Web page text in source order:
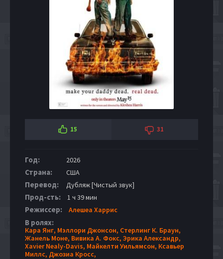
15 31
Год: 2026
Страна: США
Перевод: Дубляж [Чистый звук]
Прод-сть: 1 ч 39 мин
Режиссер: Алешеа Харрис
В ролях:
Кара Янг, Мэллори Джонсон, Стерлинг К. Браун,
Жанель Моне, Вивика А. Фокс, Эрика Александр,
Xavier Nealy-Davis, Майкелти Уильямсон, Ксавьер
Миллс, Джозиа Кросс,